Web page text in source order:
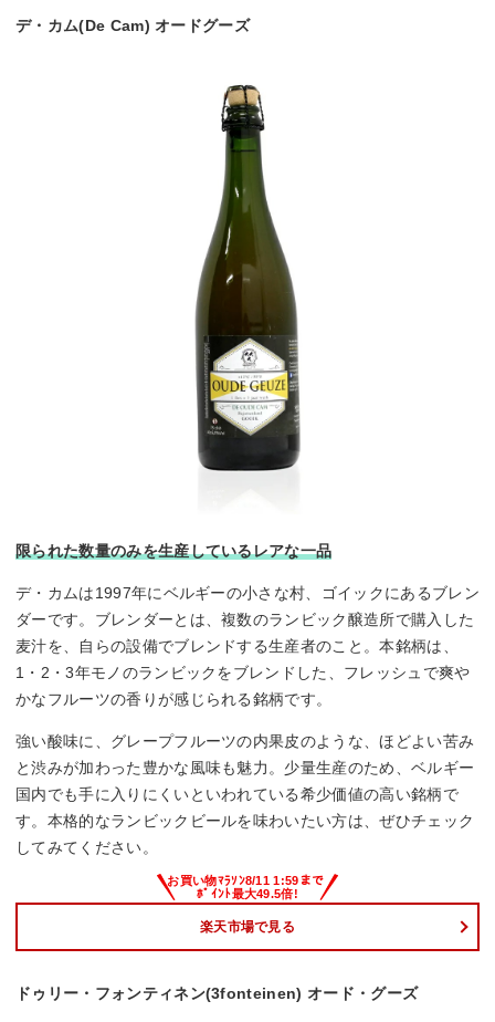
デ・カム(De Cam) オードグーズ
限られた数量のみを生産しているレアな一品
デ・カムは1997年にベルギーの小さな村、ゴイックにあるブレン
ダーです。ブレンダーとは、複数のランビック醸造所で購入した
麦汁を、自らの設備でブレンドする生産者のこと。本銘柄は、
1・2・3年モノのランビックをブレンドした、フレッシュで爽や
かなフルーツの香りが感じられる銘柄です。
強い酸味に、グレープフルーツの内果皮のような、ほどよい苦み
と渋みが加わった豊かな風味も魅力。少量生産のため、ベルギー
国内でも手に入りにくいといわれている希少価値の高い銘柄で
す。本格的なランビックビールを味わいたい方は、ぜひチェック
してみてください。
楽天市場で見る
ドゥリー・フォンティネン(3fonteinen) オード・グーズ